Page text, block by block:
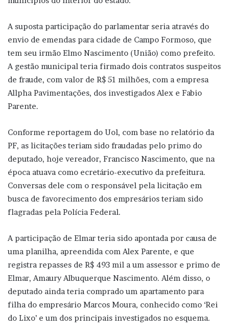
A suposta participação do parlamentar seria através do
envio de emendas para cidade de Campo Formoso, que
tem seu irmão Elmo Nascimento (União) como prefeito.
A gestão municipal teria firmado dois contratos suspeitos
de fraude, com valor de R$ 51 milhões, com a empresa
Allpha Pavimentações, dos investigados Alex e Fabio
Parente.
Conforme reportagem do Uol, com base no relatório da
PF, as licitações teriam sido fraudadas pelo primo do
deputado, hoje vereador, Francisco Nascimento, que na
época atuava como ecretário-executivo da prefeitura.
Conversas dele com o responsável pela licitação em
busca de favorecimento dos empresários teriam sido
flagradas pela Polícia Federal.
A participação de Elmar teria sido apontada por causa de
uma planilha, apreendida com Alex Parente, e que
registra repasses de R$ 493 mil a um assessor e primo de
Elmar, Amaury Albuquerque Nascimento. Além disso, o
deputado ainda teria comprado um apartamento para
filha do empresário Marcos Moura, conhecido como ‘Rei
do Lixo’ e um dos principais investigados no esquema.